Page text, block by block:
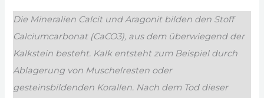
Die Mineralien Calcit und Aragonit bilden den Stoff
Calciumcarbonat (CaCO3), aus dem überwiegend der
Kalkstein besteht. Kalk entsteht zum Beispiel durch
Ablagerung von Muschelresten oder
gesteinsbildenden Korallen. Nach dem Tod dieser